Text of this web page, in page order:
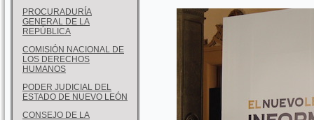
PROCURADURÍA
GENERAL DE LA
REPÚBLICA
COMISIÓN NACIONAL DE
LOS DERECHOS
HUMANOS
PODER JUDICIAL DEL
ESTADO DE NUEVO LEÓN
CONSEJO DE LA